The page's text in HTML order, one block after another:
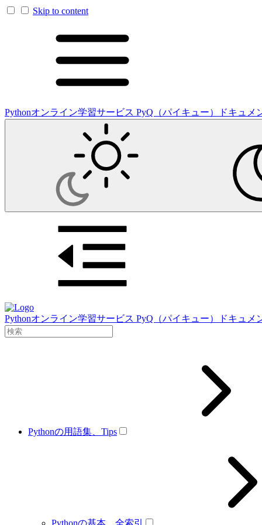
Skip to content
Pythonオンライン学習サービス PyQ（パイキュー）ドキュメ
Pythonオンライン学習サービス PyQ（パイキュー）ドキュメ
Pythonの用語集、Tips
Pythonの基本、全索引